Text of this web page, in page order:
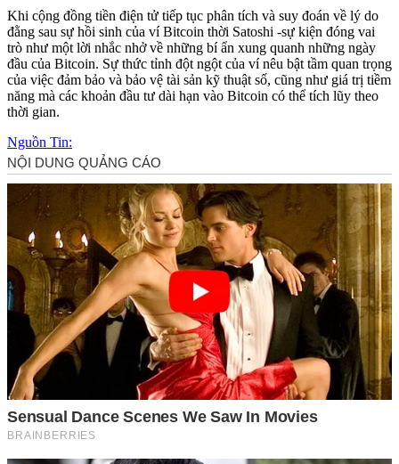
Khi cộng đồng tiền điện tử tiếp tục phân tích và suy đoán về lý do
đằng sau sự hồi sinh của ví Bitcoin thời Satoshi -sự kiện đóng vai
trò như một lời nhắc nhở về những bí ẩn xung quanh những ngày
đầu của Bitcoin. Sự thức tỉnh đột ngột của ví nêu bật tầm quan trọng
của việc đảm bảo và bảo vệ tài sản kỹ thuật số, cũng như giá trị tiềm
năng mà các khoản đầu tư dài hạn vào Bitcoin có thể tích lũy theo
thời gian.
Nguồn Tin: